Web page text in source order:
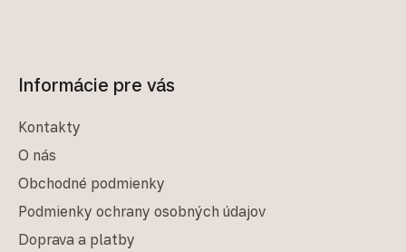
Informácie pre vás
Kontakty
O nás
Obchodné podmienky
Podmienky ochrany osobných údajov
Doprava a platby